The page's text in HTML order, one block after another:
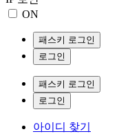
ON
패스키 로그인
로그인
패스키 로그인
로그인
아이디 찾기